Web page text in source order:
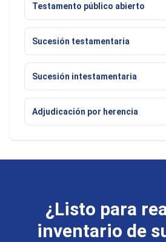
Testamento público abierto
Sucesión testamentaria
Sucesión intestamentaria
Adjudicación por herencia
¿Listo para
inventario de